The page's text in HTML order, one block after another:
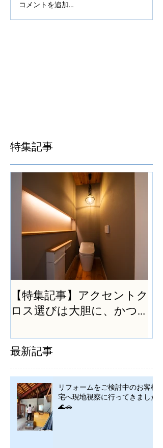
コメントを追加…
特集記事
【特集記事】アクセントク
ロス選びは大胆に、かつ
最新記事
リフォームをご検討中のお客様
宅へ現地視察に行ってきました
🌊🚗